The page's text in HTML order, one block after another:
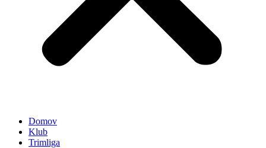
Domov
Klub
Trimliga